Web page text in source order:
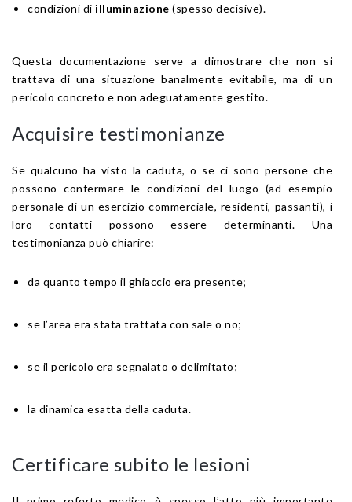
condizioni di illuminazione (spesso decisive).
Questa documentazione serve a dimostrare che non si
trattava di una situazione banalmente evitabile, ma di un
pericolo concreto e non adeguatamente gestito.
Acquisire testimonianze
Se qualcuno ha visto la caduta, o se ci sono persone che
possono confermare le condizioni del luogo (ad esempio
personale di un esercizio commerciale, residenti, passanti), i
loro contatti possono essere determinanti. Una
testimonianza può chiarire:
da quanto tempo il ghiaccio era presente;
se l’area era stata trattata con sale o no;
se il pericolo era segnalato o delimitato;
la dinamica esatta della caduta.
Certificare subito le lesioni